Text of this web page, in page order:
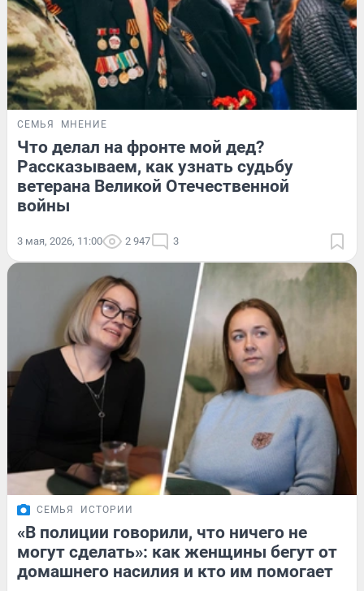
СЕМЬЯ МНЕНИЕ
Что делал на фронте мой дед?
Рассказываем, как узнать судьбу
ветерана Великой Отечественной
войны
3 мая, 2026, 11:00 2 947 3
СЕМЬЯ ИСТОРИИ
«В полиции говорили, что ничего не
могут сделать»: как женщины бегут от
домашнего насилия и кто им помогает